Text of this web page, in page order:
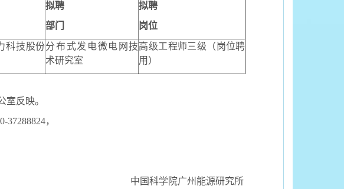
拟聘
部门
拟聘
岗位
科技股份分布式发电微电网技
术研究室
高级工程师三级（岗位聘
用）
反映。
37288824，
中国科学院广州能源研究所